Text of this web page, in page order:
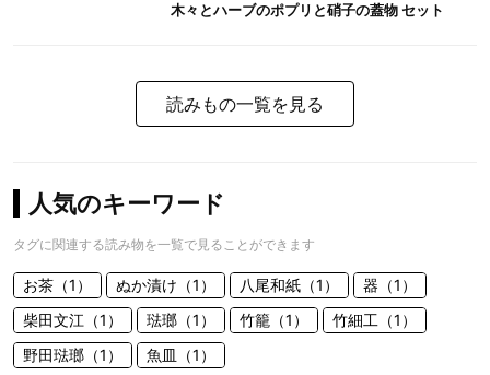
木々とハーブのポプリと硝子の蓋物 セット
読みもの一覧を見る
人気のキーワード
タグに関連する読み物を一覧で見ることができます
お茶（1） ぬか漬け（1） 八尾和紙（1）
器（1）
柴田文江（1）
琺瑯（1） 竹籠（1）
竹細工（1）
野田琺瑯（1）
魚皿（1）